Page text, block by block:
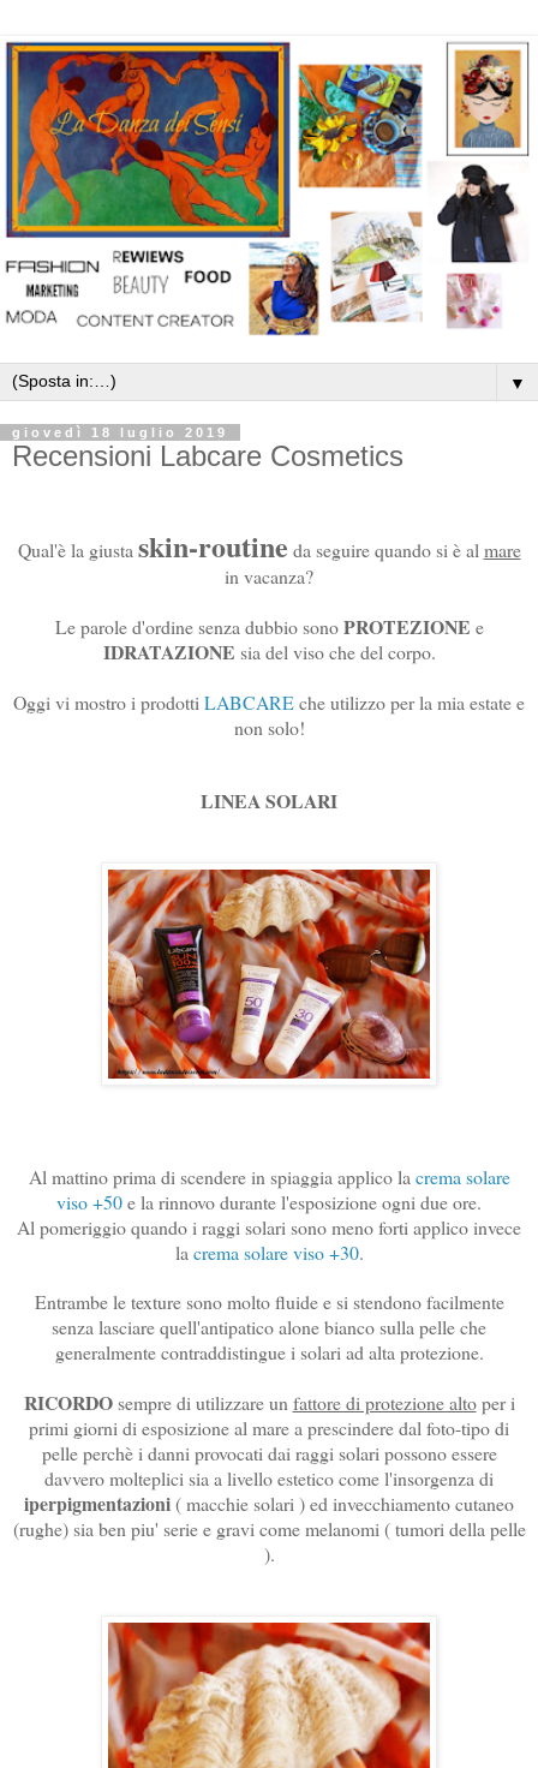
▼
giovedì 18 luglio 2019
Recensioni Labcare Cosmetics
Qual'è la giusta skin-routine da seguire quando si è al mare
in vacanza?
Le parole d'ordine senza dubbio sonoPROTEZIONE e
IDRATAZIONE sia del viso che del corpo.
Oggi vi mostro i prodotti LABCAREche utilizzo per la mia estate e
non solo!
LINEA SOLARI
Al mattino prima di scendere in spiaggia applico la crema solare
viso +50e la rinnovo durante l'esposizione ogni due ore.
Al pomeriggio quando i raggi solari sono meno forti applico invece
la crema solare viso +30.
Entrambe le texture sono molto fluide e si stendono facilmente
senza lasciare quell'antipatico alone bianco sulla pelle che
generalmente contraddistingue i solari ad alta protezione.
RICORDOsempre di utilizzare un fattore di protezione altoper i
primi giorni di esposizione al mare a prescindere dal foto-tipo di
pelle perchè i danni provocati dai raggi solari possono essere
davvero molteplici sia a livello estetico come l'insorgenza di
iperpigmentazioni( macchie solari ) ed invecchiamento cutaneo
(rughe) sia ben piu' serie e gravi come melanomi ( tumori della pelle
).